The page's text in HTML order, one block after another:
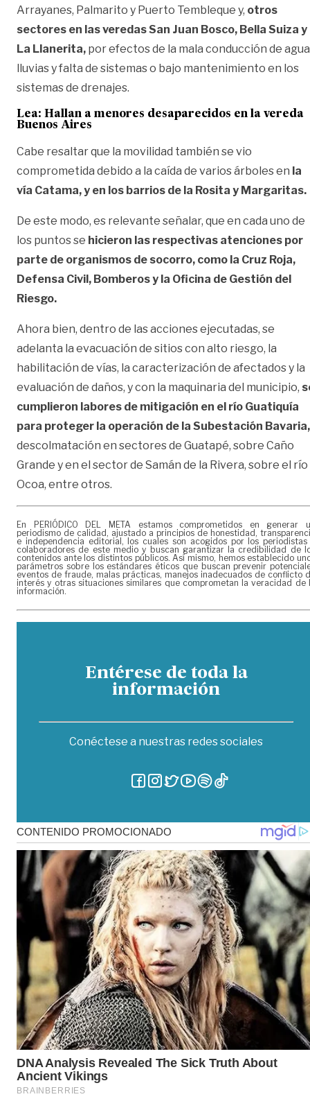
Arrayanes, Palmarito y Puerto Tembleque y, otros
sectores en las veredas San Juan Bosco, Bella Suiza y
La Llanerita, por efectos de la mala conducción de
lluvias y falta de sistemas o bajo mantenimiento en los
sistemas de drenajes.
Lea: Hallan a menores desaparecidos en la vereda
Buenos Aires
Cabe resaltar que la movilidad también se vio
comprometida debido a la caída de varios árboles en la
vía Catama, y en los barrios de la Rosita y Margaritas.
De este modo, es relevante señalar, que en cada uno de
los puntos se hicieron las respectivas atenciones por
parte de organismos de socorro, como la Cruz Roja,
Defensa Civil, Bomberos y la Oficina de Gestión del
Riesgo.
Ahora bien, dentro de las acciones ejecutadas, se
adelanta la evacuación de sitios con alto riesgo, la
habilitación de vías, la caracterización de afectados y la
evaluación de daños, y con la maquinaria del municipio,
cumplieron labores de mitigación en el río Guatiquía
para proteger la operación de la Subestación Bavaria,
descolmatación en sectores de Guatapé, sobre Caño
Grande y en el sector de Samán de la Rivera, sobre el río
Ocoa, entre otros.
En PERIÓDICO DEL META estamos comprometidos en generar
periodismo de calidad, ajustado a principios de honestidad,
e independencia editorial, los cuales son acogidos por los periodistas
colaboradores de este medio y buscan garantizar la credibilidad de
contenidos ante los distintos públicos. Así mismo, hemos establecido
parámetros sobre los estándares éticos que buscan prevenir
eventos de fraude, malas prácticas, manejos inadecuados de conflicto
interés y otras situaciones similares que comprometan la veracidad de
información.
Entérese de toda la
información
Conéctese a nuestras redes sociales